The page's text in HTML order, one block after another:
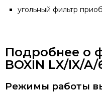
угольный фильтр
Подробнее о
BOXIN LX/IX/A/
Режимы работы